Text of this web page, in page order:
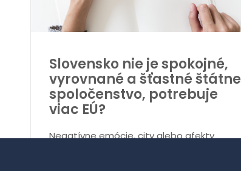
Slovensko nie je spokojné,
vyrovnané a šťastné štátne
spoločenstvo, potrebuje
viac EÚ?
Negatívne emócie, city alebo afekty